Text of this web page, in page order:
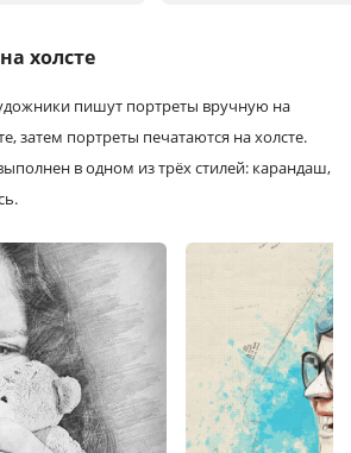
холсте
пишут портреты вручную на
затем портреты печатаются на холсте.
в одном из трёх стилей: карандаш,